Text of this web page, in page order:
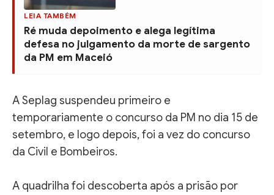
LEIA TAMBÉM
Ré muda depoimento e alega legítima
defesa no julgamento da morte de sargento
da PM em Maceió
A Seplag suspendeu primeiro e
temporariamente o concurso da PM no dia 15 de
setembro, e logo depois, foi a vez do concurso
da Civil e Bombeiros.
A quadrilha foi descoberta após a prisão por